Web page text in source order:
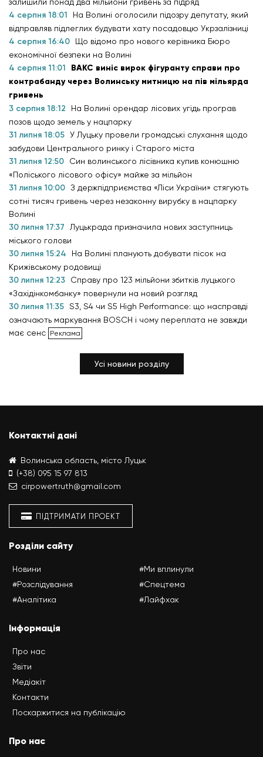
залишили понад два мільйони гривень за підряд
4 серпня 18:01
На Волині оголосили підозру депутату, який
відправляв підлеглих будувати хату посадовцю Укрзалізниці
4 серпня 16:40
Що відомо про нового керівника Бюро
економічної безпеки на Волині
4 серпня 11:01
ВАКС виніс вирок фігуранту справи про
контрабанду через Волинську митницю на пів мільярда
гривень
3 серпня 18:12
На Волині орендар лісових угідь програв
позов щодо земель у нацпарку
31 липня 18:05 У Луцьку провели громадські слухання щодо
забудови Центрального ринку і Старого міста
31 липня 12:50
Син волинського лісівника купив конюшню
«Поліського лісового офісу» майже за мільйон
31 липня 10:00 З держпідприємства «Ліси України» стягують
сотні тисяч гривень через незаконну вирубку в нацпарку
Волині
30 липня 17:37
Луцькрада призначила нових заступниць
міського голови
30 липня 15:24
На Волині планують добувати пісок на
Крижівському родовищі
30 липня 12:23
Справу про 123 мільйони збитків луцького
«Західінкомбанку» повернули на новий розгляд
30 липня 11:35 S3, S4 чи S5 High Performance: що насправді
означають маркування BOSCH і чому переплата не завжди
має сенс
Усі новини розділу
Контактні дані
Волинська область, місто Луцьк
(+38) 095 15 97 813
cirpowertruth@gmail.com
ПІДТРИМАТИ ПРОЕКТ
Розділи сайту
Новини
#Розслідування
#Аналітика
#Ми вплинули
#Спецтема
#Лайфхак
Інформація
Про нас
Звіти
Медіакіт
Контакти
Поскаржитися на публікацію
Про нас